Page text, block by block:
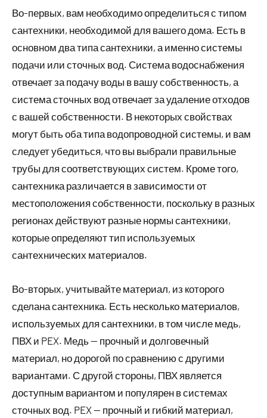
Во-первых, вам необходимо определиться с типом
сантехники, необходимой для вашего дома. Есть в
основном два типа сантехники, а именно системы
подачи или сточных вод. Система водоснабжения
отвечает за подачу воды в вашу собственность, а
система сточных вод отвечает за удаление отходов
с вашей собственности. В некоторых свойствах
могут быть оба типа водопроводной системы, и вам
следует убедиться, что вы выбрали правильные
трубы для соответствующих систем. Кроме того,
сантехника различается в зависимости от
местоположения собственности, поскольку в разных
регионах действуют разные нормы сантехники,
которые определяют тип используемых
сантехнических материалов.
Во-вторых, учитывайте материал, из которого
сделана сантехника. Есть несколько материалов,
используемых для сантехники, в том числе медь,
ПВХ и PEX. Медь — прочный и долговечный
материал, но дорогой по сравнению с другими
вариантами. С другой стороны, ПВХ является
доступным вариантом и популярен в системах
сточных вод. PEX — прочный и гибкий материал,